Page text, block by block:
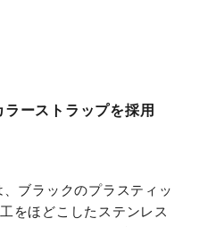
ラーストラップを採用
ブラックのプラスティッ
をほどこしたステンレス